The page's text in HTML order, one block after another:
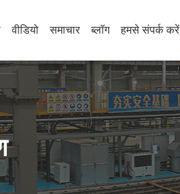
वीडियो समाचार ब्लॉग हमसे संपर्क करें